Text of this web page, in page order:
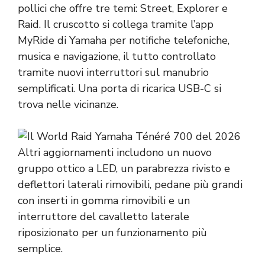
pollici che offre tre temi: Street, Explorer e
Raid. Il cruscotto si collega tramite l’app
MyRide di Yamaha per notifiche telefoniche,
musica e navigazione, il tutto controllato
tramite nuovi interruttori sul manubrio
semplificati. Una porta di ricarica USB-C si
trova nelle vicinanze.
Altri aggiornamenti includono un nuovo
gruppo ottico a LED, un parabrezza rivisto e
deflettori laterali rimovibili, pedane più grandi
con inserti in gomma rimovibili e un
interruttore del cavalletto laterale
riposizionato per un funzionamento più
semplice.